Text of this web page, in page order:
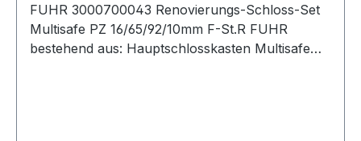
FUHR 3000700043 Renovierungs-Schloss-Set
Multisafe PZ 16/65/92/10mm F-St.R FUHR
bestehend aus: Hauptschlosskasten Multisafe